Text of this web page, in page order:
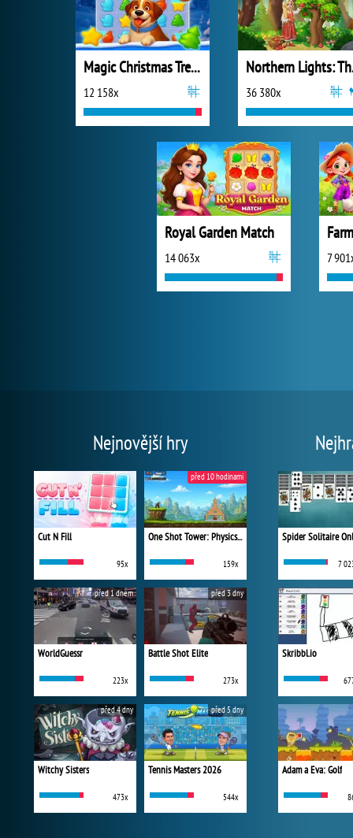
Magic Christmas Tree Match-3
12 158x 36 380x
Royal Garden Match
14 063x 7
Nejnovější hry
Cut N Fill
95x
One Shot Tower: Physics Destroyer
159x
před 10 hodinami
WorldGuessr
223x
před 1 dnem
Battle Shot Elite
273x
před 3 dny
Witchy Sisters
473x
před 4 dny
Tennis Masters 2026
544x
před 5 dny
Spider Solitaire
7
Skribbl.io
Adam a Eva: Golf